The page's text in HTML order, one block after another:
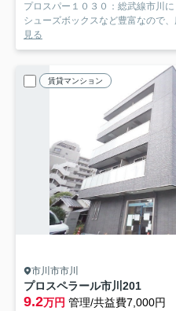
プロスパー１０３０：総武線市川
シューズボックスなど豊富なので
見る
賃貸マンション
市川市市川
プロスペラール市川 201
9.2万円 管理/共益費7,000円